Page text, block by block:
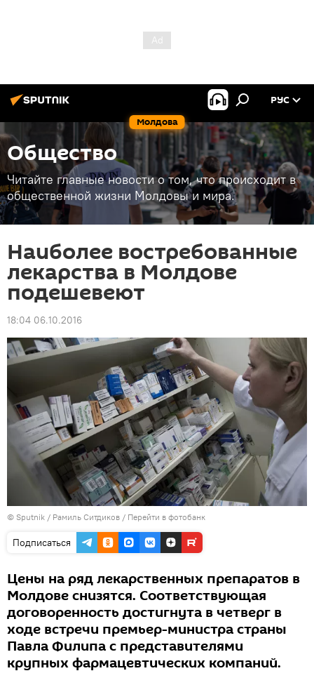
Молдова
РУС
Общество
Читайте главные новости о том, что происходит в
общественной жизни Молдовы и мира.
Наиболее востребованные
лекарства в Молдове
подешевеют
18:04 06.10.2016
© Sputnik / Рамиль Ситдиков / Перейти в фотобанк
Подписаться
Цены на ряд лекарственных препаратов в
Молдове снизятся. Соответствующая
договоренность достигнута в четверг в
ходе встречи премьер-министра страны
Павла Филипа с представителями
крупных фармацевтических компаний.